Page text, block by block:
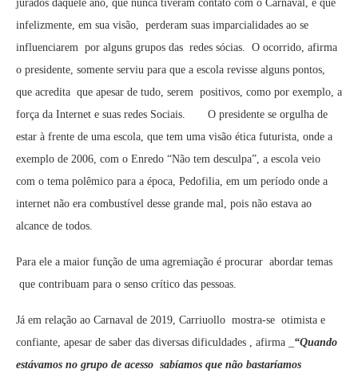
jurados daquele ano, que nunca tiveram contato com o Carnaval, e que
infelizmente, em sua visão, perderam suas imparcialidades ao se
influenciarem por alguns grupos das redes sócias. O ocorrido, afirma
o presidente, somente serviu para que a escola revisse alguns pontos,
que acredita que apesar de tudo, serem positivos, como por exemplo, a
força da Internet e suas redes Sociais. O presidente se orgulha de
estar à frente de uma escola, que tem uma visão ética futurista, onde a
exemplo de 2006, com o Enredo “Não tem desculpa”, a escola veio
com o tema polêmico para a época, Pedofilia, em um período onde a
internet não era combustível desse grande mal, pois não estava ao
alcance de todos.
Para ele a maior função de uma agremiação é procurar abordar temas
que contribuam para o senso crítico das pessoas.
Já em relação ao Carnaval de 2019, Carriuollo mostra-se otimista e
confiante, apesar de saber das diversas dificuldades , afirma _ “Quando
estávamos no grupo de acesso sabíamos que não bastaríamos